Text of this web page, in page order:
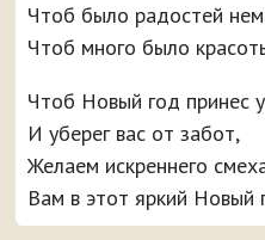
Чтоб было радостей
Чтоб много было
Чтоб Новый год принес
И уберег вас от забот,
Желаем искреннего
Вам в этот яркий Новый